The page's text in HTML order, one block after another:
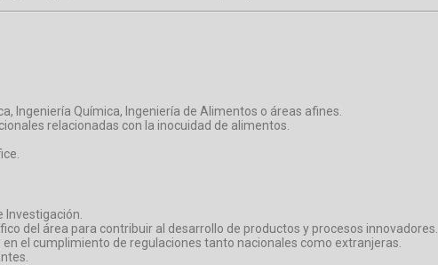
Ingeniería Química, Ingeniería de Alimentos o áreas afines.
relacionadas con la inocuidad de alimentos.
Investigación.
del área para contribuir al desarrollo de productos y procesos innovadores.
el cumplimiento de regulaciones tanto nacionales como extranjeras.